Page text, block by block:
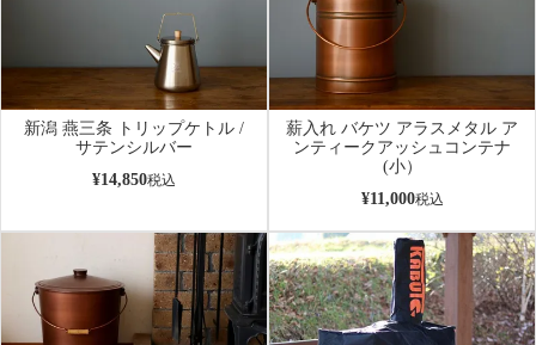
新潟 燕三条 トリップケトル /
サテンシルバー
¥14,850税込
薪入れ バケツ アラスメタル ア
ンティークアッシュコンテナ
(小）
¥11,000税込